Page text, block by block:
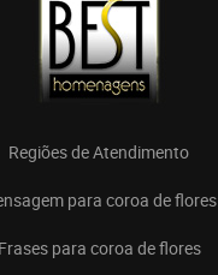
Regiões de Atendimento
para coroa de flores
Frases para coroa de flores